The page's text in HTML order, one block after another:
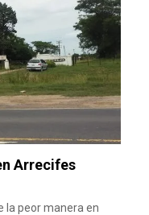
Arrecifes
la peor manera en